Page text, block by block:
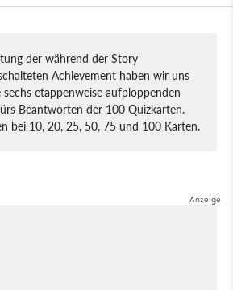
der während der Story
Achievement haben wir uns
sechs etappenweise aufploppenden
Beantworten der 100 Quizkarten.
bei 10, 20, 25, 50, 75 und 100 Karten.